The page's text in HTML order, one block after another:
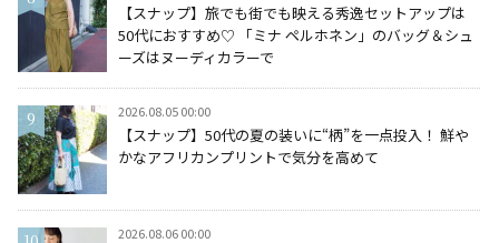
【スナップ】旅でも街でも映える秀逸セットアップは
50代におすすめ♡ 「ミナ ペルホネン」のバッグ＆シュ
ーズはヌーディカラーで
2026.08.05 00:00
【スナップ】50代の夏の装いに“柄”を一点投入！ 鮮や
かなアフリカンプリントで気分を高めて
2026.08.06 00:00